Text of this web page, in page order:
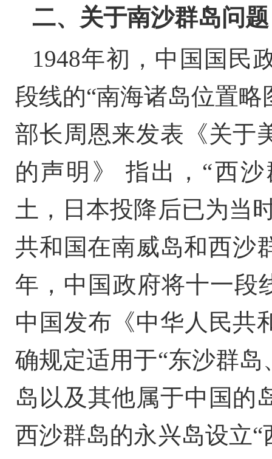
二、 关于南沙群岛问题
1948年初，中国国民
段线的“南海诸岛位置略
部长周恩来发表《关于
的声明》 指出，“西
土，日本投降后已为当
共和国在南威岛和西沙
年，中国政府将十一段
中国发布《中华人民共
确规定适用于“东沙群
岛以及其他属于中国的
西沙群岛的永兴岛设立